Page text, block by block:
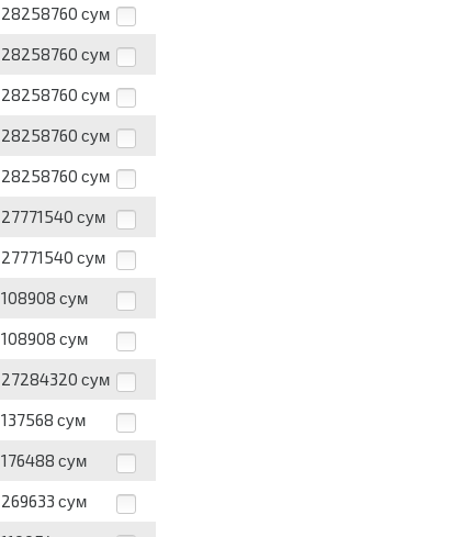
28258760 сум
28258760 сум
28258760 сум
28258760 сум
28258760 сум
27771540 сум
27771540 сум
108908 сум
108908 сум
27284320 сум
137568 сум
176488 сум
269633 сум